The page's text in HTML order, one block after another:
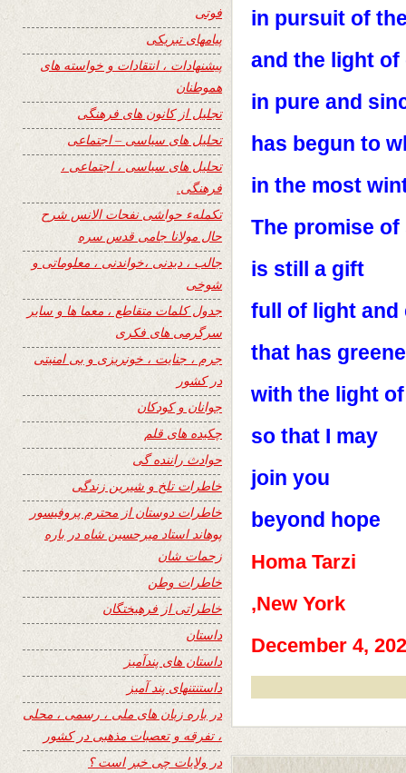
in pursuit of
and the light of
in pure and
has begun to
in the most
The promise
is still a gift
full of light and
that has
with the light
so that I may
join you
beyond hope
Homa Tarzi
New York,
December 4,
فوتی
پیامهای تبریکی
پیشنهادات ، انتقادات و خواسته های
هموطنان
تجلیل از کانون های فرهنگی
تحلیل های سیاسی – اجتماعی
تحلیل های سیاسی ، اجتماعی ،
فرهنگی.
تکملهء حواشی نفحات الانس شرح
حال مولانا جامی قدس سره
جالب ، دیدنی ،خواندنی ، معلوماتی و
شوخی
جدول کلمات متقاطع ، معما ها و سایر
سرگرمی های فکری
جرم ، جنایت ، خونریزی و بی امنیتی
در کشور
جوانان و کودکان
چکیده های قلم
حوادث راننده گی
خاطرات تلخ و شیرین زندگی
خاطرات دوستان از محترم پروفیسور
پوهاند استاد میرحسین شاه در باره
زحمات شان
خاطرات وطن
خاطراتی از فرهیختگان
داستان
داستان های پندآمیز
داستنتنهای پند آمیز
در باره زبان های ملی ، رسمی ، محلی
، تفرقه و تعصبات مذهبی در کشور
در ولایات چی خبر است ؟